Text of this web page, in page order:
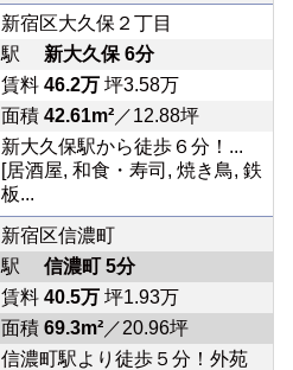
新宿区大久保２丁目
駅 新大久保 6分
賃料 46.2万坪3.58万
面積 42.61m²／12.88坪
新大久保駅から徒歩６分！...
[居酒屋, 和食・寿司, 焼き鳥, 鉄
板...
新宿区信濃町
駅 信濃町 5分
賃料 40.5万坪1.93万
面積 69.3m²／20.96坪
信濃町駅より徒歩５分！外苑